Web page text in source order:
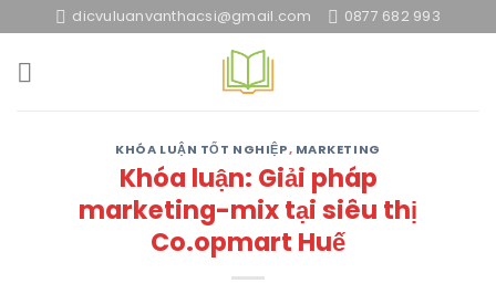
to
content
dicvuluanvanthacsi@gmail.com 0877 682 993
KHÓA LUẬN TỐT NGHIỆP, MARKETING
Khóa luận: Giải pháp
marketing-mix tại siêu thị
Co.opmart Huế